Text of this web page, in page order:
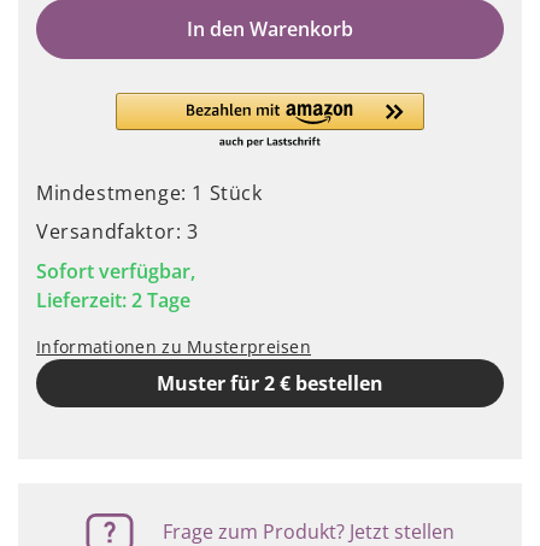
In den Warenkorb
Mindestmenge: 1 Stück
Versandfaktor: 3
Sofort verfügbar,
Lieferzeit: 2 Tage
Informationen zu Musterpreisen
Muster für 2 € bestellen
Frage zum Produkt? Jetzt stellen